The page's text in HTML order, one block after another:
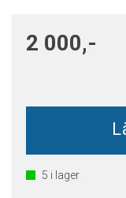
2 000,-
5 i lager